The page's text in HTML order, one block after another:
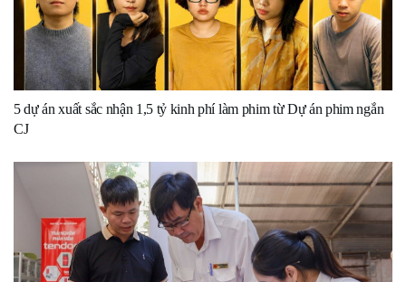
5 dự án xuất sắc nhận 1,5 tỷ kinh phí làm phim từ Dự án phim ngắn
CJ